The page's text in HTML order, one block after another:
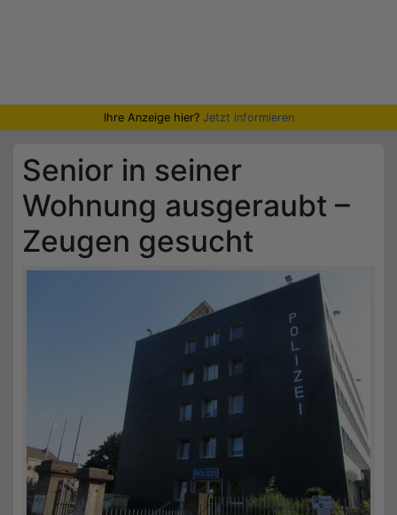
Ihre Anzeige hier? Jetzt informieren
Senior in seiner
Wohnung ausgeraubt –
Zeugen gesucht